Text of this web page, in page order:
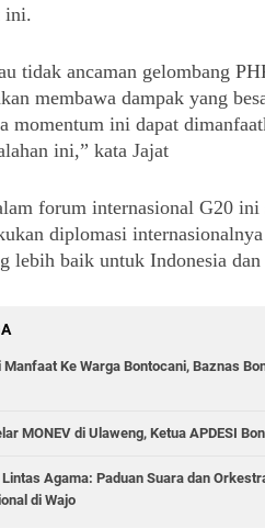
ini.
tidak ancaman gelombang
membawa dampak yang
momentum ini dapat
ini,” kata Jajat
forum internasional G20 ini
diplomasi
lebih baik untuk Indonesia dan
Manfaat Ke Warga Bontocani, Baznas
MONEV di Ulaweng, Ketua APDESI
Agama: Paduan Suara dan
di Wajo